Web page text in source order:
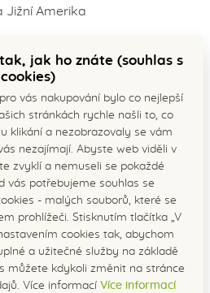
Jižní Amerika
1,3
4,5
1,8
17 11
10
jak ho znáte (souhlas s
cookies)
vás nakupování bylo co nejlepší
stránkách rychle našli to, co
klikání a nezobrazovaly se vám
nezajímají. Abyste web viděli v
zvyklí a nemuseli se pokaždé
vás potřebujeme souhlas se
- malých souborů, které se
prohlížeči. Stisknutím tlačítka „V
cookies tak, abychom
a užitečné služby na základě
můžete kdykoli změnit na stránce
Více informací Více informací